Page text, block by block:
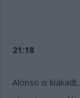
21:18
Alonso is